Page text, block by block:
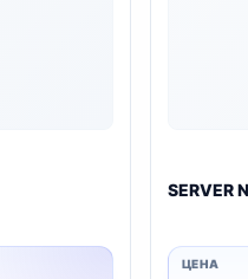
SERVER